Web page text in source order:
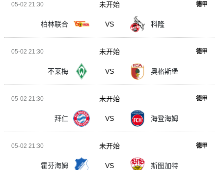
05-02 21:30 德甲
柏林联合 VS 科隆
未开始
05-02 21:30 德甲
不莱梅 VS 奥格斯堡
未开始
05-02 21:30 德甲
拜仁 VS 海登海姆
未开始
05-02 21:30 德甲
霍芬海姆 VS 斯图加特
未开始